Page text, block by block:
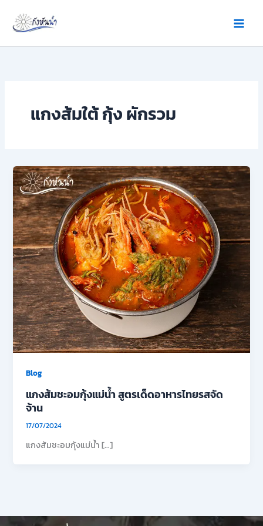
content
แกงส้มใต้ กุ้ง ผักรวม
Blog
แกงส้มชะอมกุ้งแม่น้ำ สูตรเด็ดอาหารไทยรสจัด
จ้าน
17/07/2024
แกงส้มชะอมกุ้งแม่น้ำ […]